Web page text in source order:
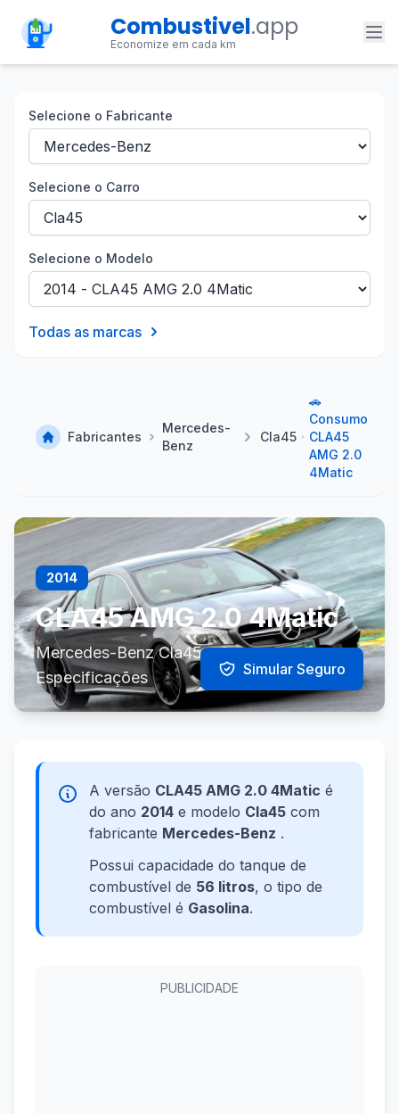
Combustivel.app
Economize em cada km
Selecione o Fabricante
Selecione o Carro
Selecione o Modelo
Todas as marcas
Fabricantes
Mercedes-
Benz
Cla45
🚗
Consumo
CLA45
AMG 2.0
4Matic
2014
CLA45 AMG 2.0 4Matic
Mercedes-Benz Cla45 - Consumo e
Especificações
Simular Seguro
A versão CLA45 AMG 2.0 4Matic é
do ano 2014 e modelo Cla45 com
fabricante Mercedes-Benz .
Possui capacidade do tanque de
combustível de 56 litros, o tipo de
combustível é Gasolina.
PUBLICIDADE